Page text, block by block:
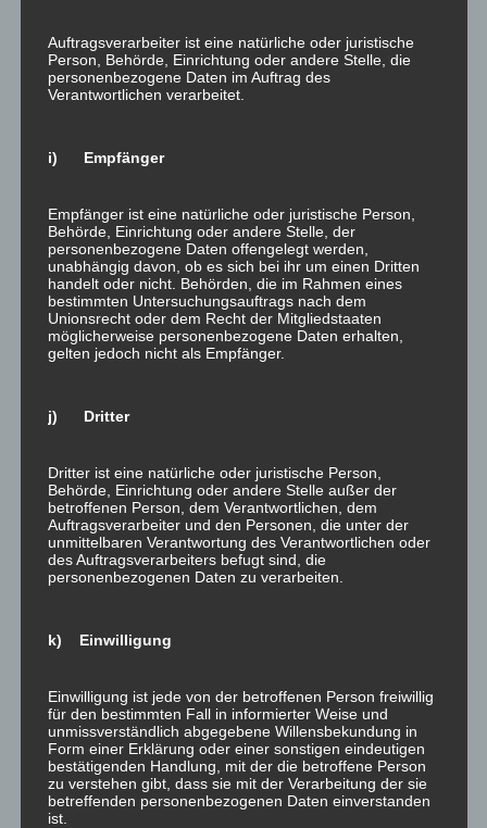
Endgerät gespeichert, bis Sie diese selbst löschen oder
eine automatische Löschung durch Ihren Webbrowser
erfolgt.
auf Ihrem Endgerät gespeichert werden, wenn Sie
Dienstleistungen des Drittunternehmens (z.B. Cookies
zur Abwicklung von Zahlungsdienstleistungen).
Cookies haben verschiedene Funktionen. Zahlreiche
Cookies sind technisch notwendig, da bestimmte
Websitefunktionen ohne diese nicht funktionieren
würden (z.B. die Warenkorbfunktion oder die Anzeige
Nutzerverhalten auszuwerten oder Werbung
Cookies, die zur Durchführung des elektronischen
Kommunikationsvorgangs (notwendige Cookies) oder
zur Bereitstellung bestimmter, von Ihnen erwünschter
Funktionen (funktionale Cookies, z. B. für die
Warenkorbfunktion) oder zur Optimierung der Website
erforderlich sind, werden auf Grundlage von Art. 6 Abs.
hat ein berechtigtes Interesse an der Speicherung von
Cookies zur technisch fehlerfreien und optimierten
Bereitstellung seiner Dienste. Sofern eine Einwilligung
zur Speicherung von Cookies abgefragt wurde, erfolgt
die Speicherung der betreffenden Cookies
Auftragsverarbeiter ist eine natürliche oder juristische
Person, Behörde, Einrichtung oder andere Stelle, die
personenbezogene Daten im Auftrag des
Verantwortlichen verarbeitet.
i) Empfänger
Empfänger ist eine natürliche oder juristische Person,
Behörde, Einrichtung oder andere Stelle, der
personenbezogene Daten offengelegt werden,
unabhängig davon, ob es sich bei ihr um einen Dritten
handelt oder nicht. Behörden, die im Rahmen eines
bestimmten Untersuchungsauftrags nach dem
Unionsrecht oder dem Recht der Mitgliedstaaten
möglicherweise personenbezogene Daten erhalten,
gelten jedoch nicht als Empfänger.
j) Dritter
Dritter ist eine natürliche oder juristische Person,
Behörde, Einrichtung oder andere Stelle außer der
betroffenen Person, dem Verantwortlichen, dem
Auftragsverarbeiter und den Personen, die unter der
unmittelbaren Verantwortung des Verantwortlichen oder
des Auftragsverarbeiters befugt sind, die
personenbezogenen Daten zu verarbeiten.
k) Einwilligung
Einwilligung ist jede von der betroffenen Person freiwillig
für den bestimmten Fall in informierter Weise und
unmissverständlich abgegebene Willensbekundung in
Form einer Erklärung oder einer sonstigen eindeutigen
bestätigenden Handlung, mit der die betroffene Person
zu verstehen gibt, dass sie mit der Verarbeitung der sie
betreffenden personenbezogenen Daten einverstanden
ist.